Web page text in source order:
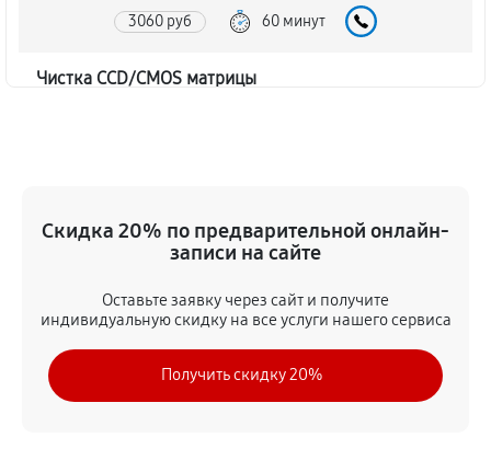
3060 руб 60 минут
Чистка CCD/CMOS матрицы
Замена платы отсека карты памяти
60 минут
Замена материнской платы
2970 руб 60 минут
Скидка 20% по предварительной онлайн-
записи на сайте
Оставьте заявку через сайт и получите
индивидуальную скидку на все услуги нашего сервиса
Получить скидку 20%